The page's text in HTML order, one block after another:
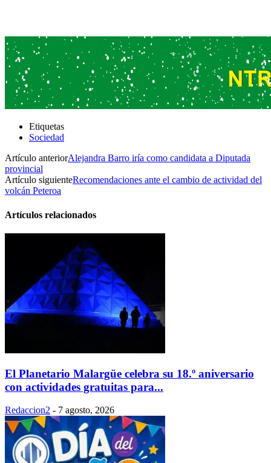
Etiquetas
Sociedad
Artículo anteriorAlejandra Barro iría como candidata a Diputada
provincial
Artículo siguienteRecomendaciones ante el cambio de actividad del
volcán Peteroa
Artículos relacionados
El Planetario Malargüe celebra su 18.º aniversario
con actividades gratuitas para...
Redaccion2 - 7 agosto, 2026